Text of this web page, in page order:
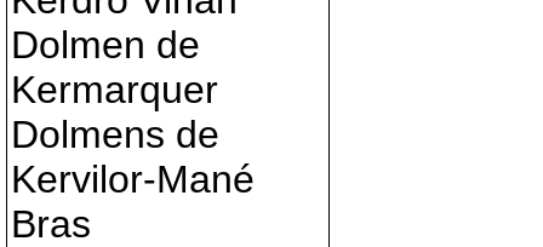
Dolmen de
Kermarquer
Dolmens de
Kervilor-Mané
Bras